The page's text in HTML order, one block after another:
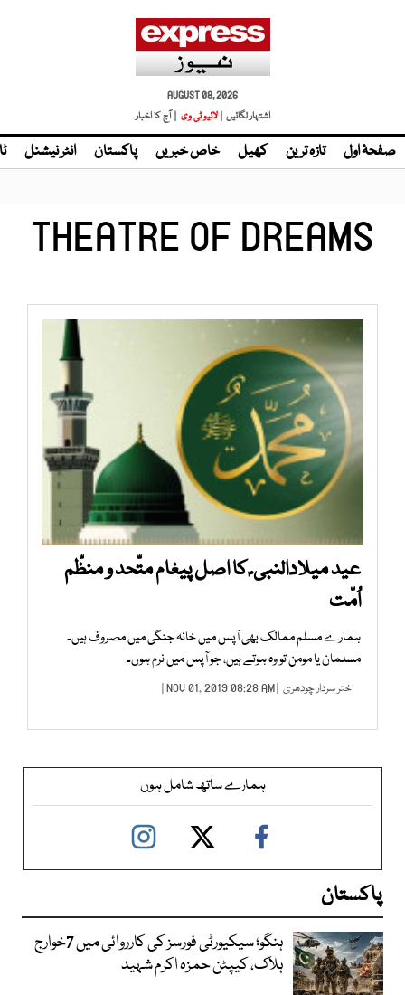
AUGUST 08, 2026
اشتہار لگائیں |
| آج کا اخبار
صفحۂ اول تازہ ترین کھیل خاص خبریں پاکستان انٹر نیشنل
THEATRE OF DREAMS
عید میلادالنبی ؐ کا اصل پیغام متّحد و منظّم
اُمّت
ہمارے مسلم ممالک بھی آپس میں خانہ جنگی میں مصروف ہیں۔
مسلمان یا مومن تو وہ ہوتے ہیں، جو آپس میں نرم ہوں۔
اختر سردار چودھری | NOV 01, 2019 08:28 AM |
ہمارے ساتھ شامل ہوں
پاکستان
ہنگو؛ سیکیورٹی فورسز کی کارروائی میں 7خوارج
ہلاک، کیپٹن حمزہ اکرم شہید